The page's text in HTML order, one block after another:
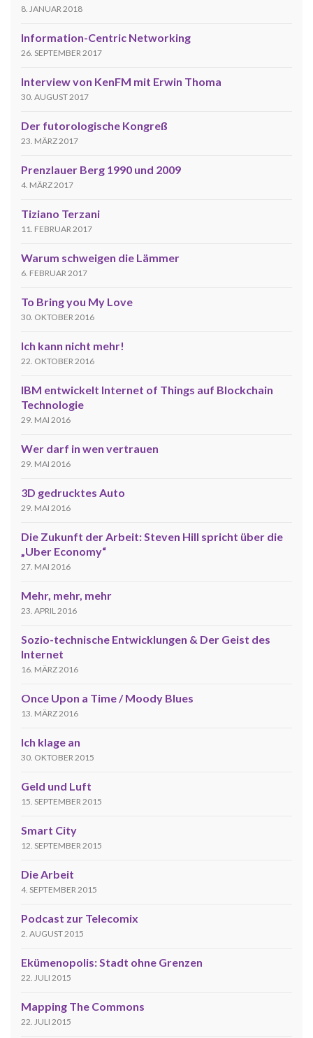
8. JANUAR 2018
Information-Centric Networking
26. SEPTEMBER 2017
Interview von KenFM mit Erwin Thoma
30. AUGUST 2017
Der futorologische Kongreß
23. MÄRZ 2017
Prenzlauer Berg 1990 und 2009
4. MÄRZ 2017
Tiziano Terzani
11. FEBRUAR 2017
Warum schweigen die Lämmer
6. FEBRUAR 2017
To Bring you My Love
30. OKTOBER 2016
Ich kann nicht mehr!
22. OKTOBER 2016
IBM entwickelt Internet of Things auf Blockchain
Technologie
29. MAI 2016
Wer darf in wen vertrauen
29. MAI 2016
3D gedrucktes Auto
29. MAI 2016
Die Zukunft der Arbeit: Steven Hill spricht über die
„Uber Economy“
27. MAI 2016
Mehr, mehr, mehr
23. APRIL 2016
Sozio-technische Entwicklungen & Der Geist des
Internet
16. MÄRZ 2016
Once Upon a Time / Moody Blues
13. MÄRZ 2016
Ich klage an
30. OKTOBER 2015
Geld und Luft
15. SEPTEMBER 2015
Smart City
12. SEPTEMBER 2015
Die Arbeit
4. SEPTEMBER 2015
Podcast zur Telecomix
2. AUGUST 2015
Ekümenopolis: Stadt ohne Grenzen
22. JULI 2015
Mapping The Commons
22. JULI 2015